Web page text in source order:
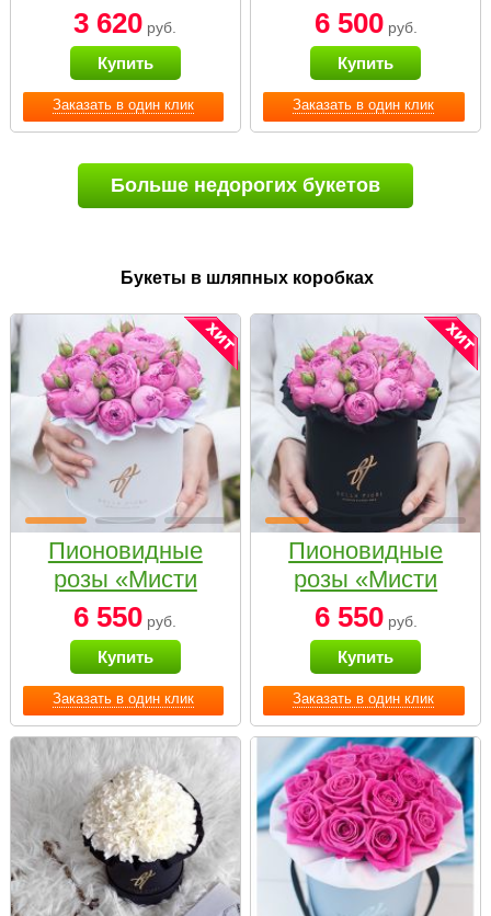
Заказать в один клик
3 620 руб.
Купить
Заказать в один клик
6 500руб.
Купить
Больше недорогих букетов
Букеты в шляпных коробках
Заказать в один клик
Пионовидные
розы «Мисти
бабблс» в белой
коробке Small
6 550 руб.
Купить
Заказать в один клик
Пионовидные
розы «Мисти
бабблс» в
черной коробке
Small
6 550руб.
Купить